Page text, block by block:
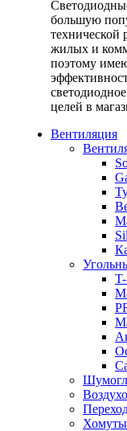
большую
технической
жилых и
поэтому
целей в
Вентиляция
Хомуты